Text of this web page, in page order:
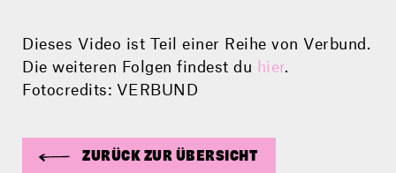
Dieses Video ist Teil einer Reihe von Verbund.
Die weiteren Folgen findest du hier.
Fotocredits: VERBUND
ZURÜCK ZUR ÜBERSICHT